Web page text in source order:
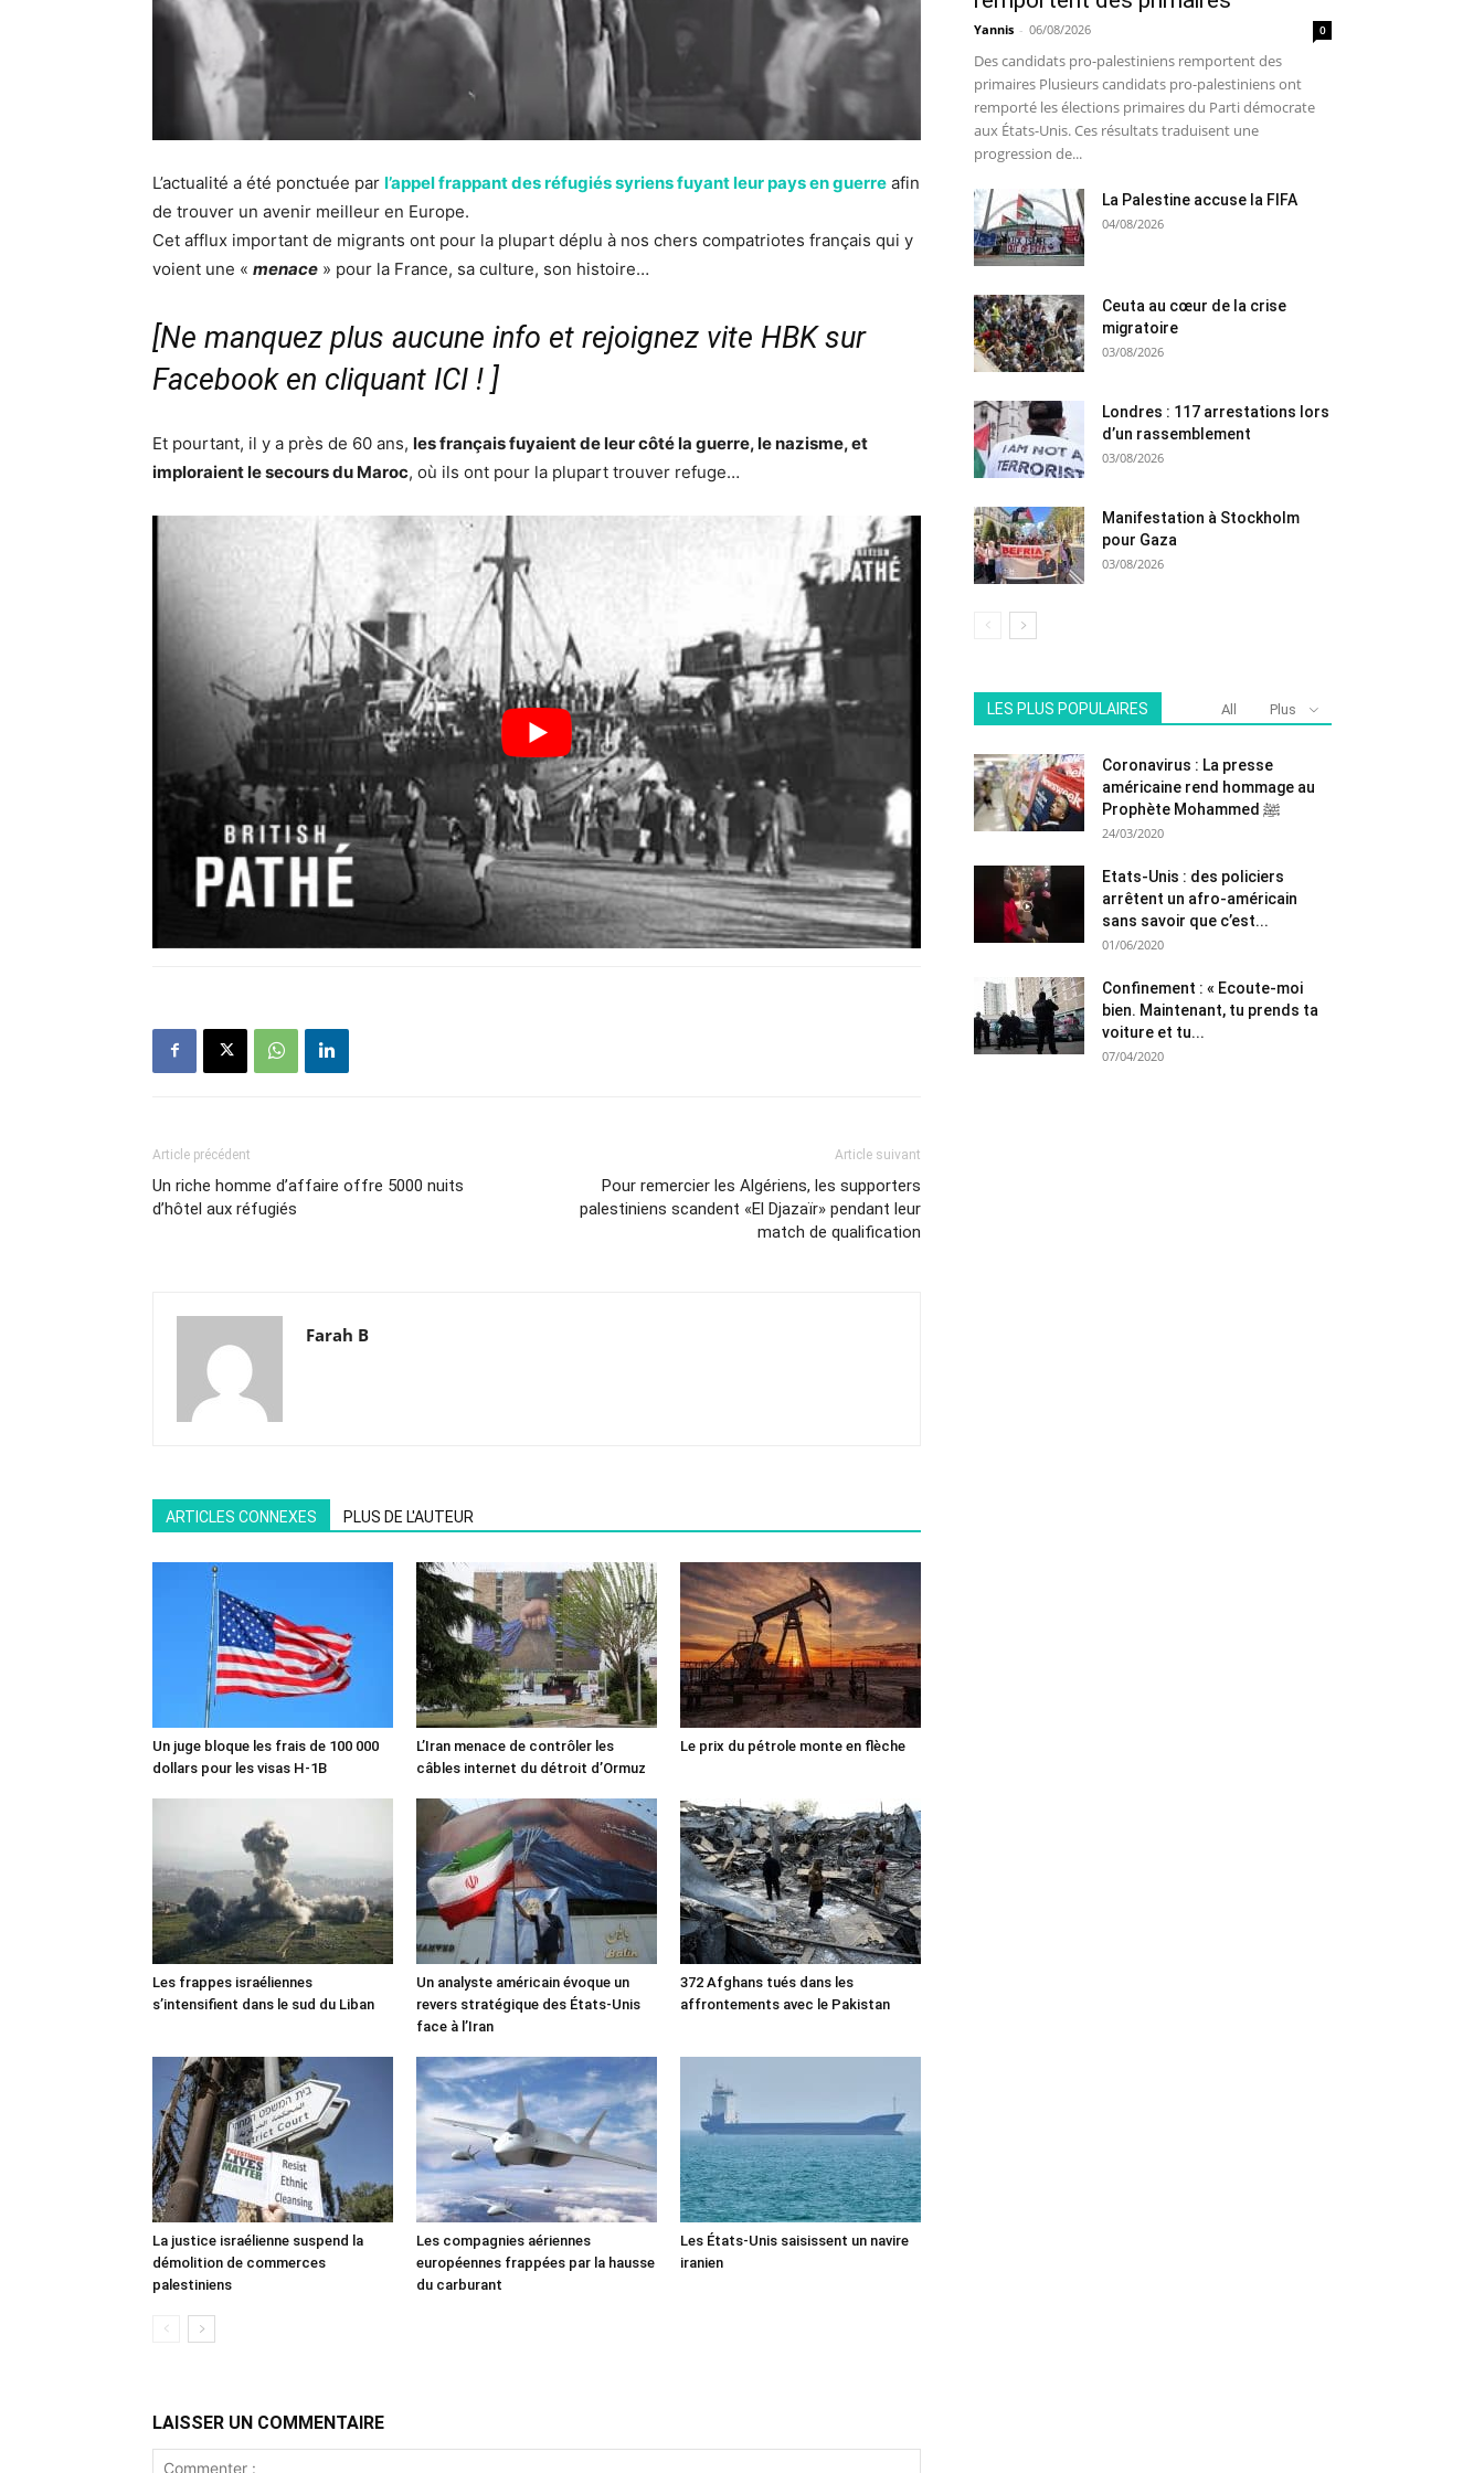
L’actualité a été ponctuée par l’appel frappant des réfugiés syriens fuyant leur pays en guerre afin
de trouver un avenir meilleur en Europe.
Cet afflux important de migrants ont pour la plupart déplu à nos chers compatriotes français qui y
voient une « menace » pour la France, sa culture, son histoire…
[Ne manquez plus aucune info et rejoignez vite HBK sur
Facebook en cliquant ICI ! ]
Et pourtant, il y a près de 60 ans, les français fuyaient de leur côté la guerre, le nazisme, et
imploraient le secours du Maroc, où ils ont pour la plupart trouver refuge…
Article précédent
Un riche homme d’affaire offre 5000 nuits
d’hôtel aux réfugiés
Article suivant
Pour remercier les Algériens, les supporters
palestiniens scandent «El Djazaïr» pendant leur
match de qualification
Farah B
ARTICLES CONNEXES PLUS DE L'AUTEUR
Un juge bloque les frais de 100 000
dollars pour les visas H-1B
L’Iran menace de contrôler les
câbles internet du détroit d’Ormuz
Le prix du pétrole monte en flèche
Les frappes israéliennes
s’intensifient dans le sud du Liban
Un analyste américain évoque un
revers stratégique des États-Unis
face à l’Iran
372 Afghans tués dans les
affrontements avec le Pakistan
La justice israélienne suspend la
démolition de commerces
palestiniens
Les compagnies aériennes
européennes frappées par la hausse
du carburant
Les États-Unis saisissent un navire
iranien
LAISSER UN COMMENTAIRE
Yannis - 06/08/2026 0
Des candidats pro-palestiniens remportent des
primaires Plusieurs candidats pro-palestiniens ont
remporté les élections primaires du Parti démocrate
aux États-Unis. Ces résultats traduisent une
progression de...
La Palestine accuse la FIFA
04/08/2026
Ceuta au cœur de la crise
migratoire
03/08/2026
Londres : 117 arrestations lors
d’un rassemblement
03/08/2026
Manifestation à Stockholm
pour Gaza
03/08/2026
LES PLUS POPULAIRES All Plus
Coronavirus : La presse
américaine rend hommage au
Prophète Mohammed ﷺ
24/03/2020
Etats-Unis : des policiers
arrêtent un afro-américain
sans savoir que c’est...
01/06/2020
Confinement : « Ecoute-moi
bien. Maintenant, tu prends ta
voiture et tu...
07/04/2020